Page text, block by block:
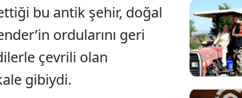
bu antik şehir, doğal
ordularını geri
çevrili olan
gibiydi.